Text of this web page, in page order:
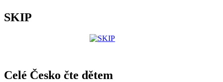
SKIP
Celé Česko čte dětem